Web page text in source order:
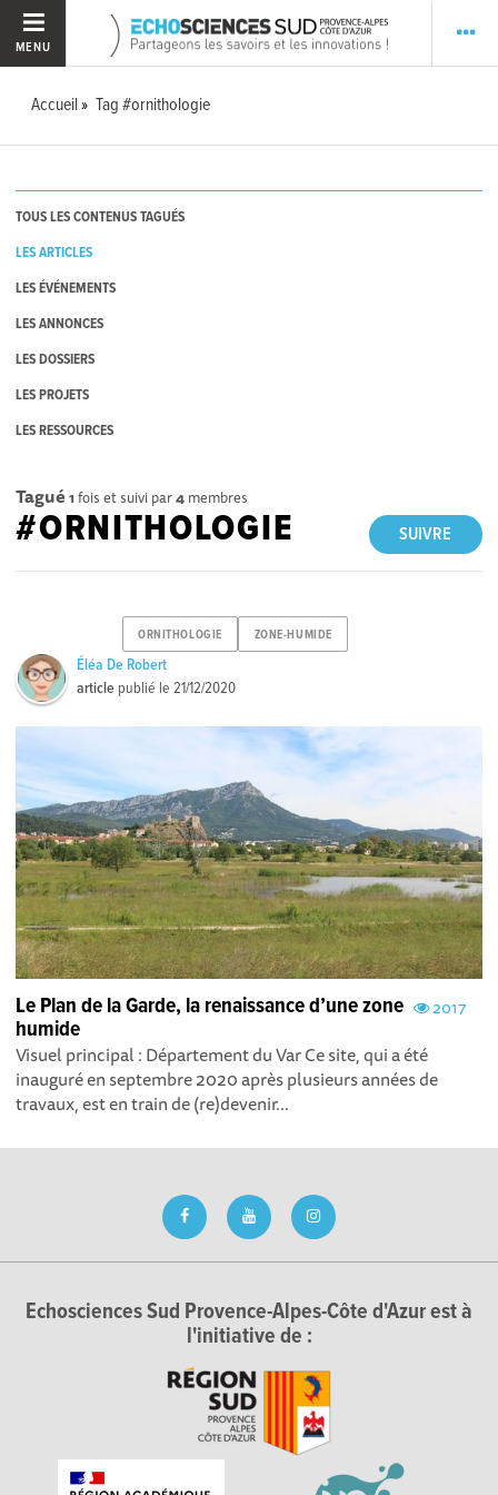
MENU
Accueil Tag #ornithologie
TOUS LES CONTENUS TAGUÉS
LES ARTICLES
LES ÉVÉNEMENTS
LES ANNONCES
LES DOSSIERS
LES PROJETS
LES RESSOURCES
Tagué 1 fois et suivi par4 membres
SUIVRE
#ORNITHOLOGIE
ORNITHOLOGIE ZONE-HUMIDE
Éléa De Robert
article publié le21/12/2020
2017
Le Plan de la Garde, la renaissance d’une zone
humide
Visuel principal : Département du Var Ce site, qui a été
inauguré en septembre 2020 après plusieurs années de
travaux, est en train de (re)devenir...
Echosciences Sud Provence-Alpes-Côte d'Azur est à
l'initiative de :